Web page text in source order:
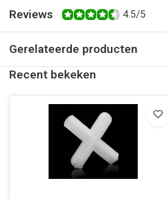
Reviews 4.5/5
Gerelateerde producten
Recent bekeken